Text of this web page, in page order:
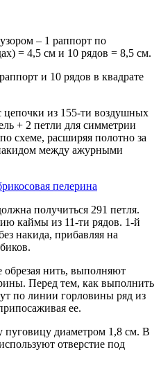
– 1 раппорт по
= 4,5 см и 10 рядов = 8,5 см.
и 10 рядов в квадрате
из 155-ти воздушных
+ 2 петли для симметрии
схеме, расширяя полотно за
между ажурными
получиться 291 петля.
каймы из 11-ти рядов. 1-й
накида, прибавляя на
обрезая нить, выполняют
Перед тем, как выполнить
по линии горловины ряд из
ее.
пуговицу диаметром 1,8 см. В
отверстие под